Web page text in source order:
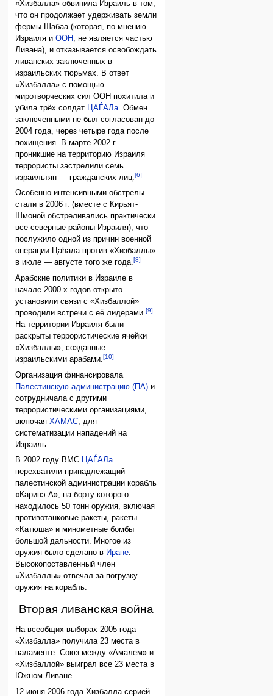
«Хизбалла» обвинила Израиль в том,
что он продолжает удерживать земли
фермы Шабаа (которая, по мнению
Израиля иООН , не является частью
Ливана), и отказывается освобождать
ливанских заключенных в
израильских тюрьмах. В ответ
«Хизбалла» с помощью
миротворческих сил ООН похитила и
убила трёх солдат
ЦАЃАЛа . Обмен
заключенными не был согласован до
2004 года, через четыре года после
похищения. В марте 2002 г.
проникшие на территорию Израиля
террористы застрелили семь
израильтян — гражданских лиц.[6]
Особенно интенсивными обстрелы
стали в 2006 г. (вместе с Кирьят-
Шмоной обстреливались практически
все северные районы Израиля), что
послужило одной из причин военной
операции Цаhала против «Хизбаллы»
в июле — августе того же года.[8]
Арабские политики в Израиле в
начале 2000-х годов открыто
установили связи с «Хизбаллой»
проводили встречи с её лидерами.[9]
На территории Израиля были
раскрыты террористические ячейки
«Хизбаллы», созданные
израильскими арабами.[10]
Организация финансировала
Палестинскую администрацию (ПА) и
сотрудничала с другими
террористическими организациями,
включаяХАМАС , для
систематизации нападений на
Израиль.
В 2002 году ВМС ЦАЃАЛа
перехватили принадлежащий
палестинской администрации корабль
«Каринэ-А», на борту которого
находилось 50 тонн оружия, включая
противотанковые ракеты, ракеты
«Катюша» и минометные бомбы
большой дальности. Многое из
оружия было сделано в Иране.
Высокопоставленный член
«Хизбаллы» отвечал за погрузку
оружия на корабль.
Вторая ливанская война
На всеобщих выборах 2005 года
«Хизбалла» получила 23 места в
паламенте. Союз между «Амалем» и
«Хизбаллой» выиграл все 23 места в
Южном Ливане.
12 июня 2006 года Хизбалла серией